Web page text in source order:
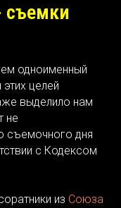
съемки
одноименный
целей
выделило нам
не
съемочного дня
с Кодексом
из Союза